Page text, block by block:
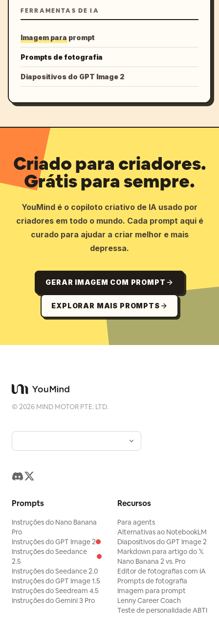
FERRAMENTAS DE IA
Imagem para prompt
Prompts de fotografia
Diapositivos do GPT Image 2
Criado para criadores.
Grátis para sempre.
YouMind é o copiloto criativo de IA usado por
criadores em todo o mundo. Cada prompt aqui é
curado para ajudar a criar melhor e mais
depressa.
GERAR IMAGEM COM PROMPT
EXPLORAR MAIS PROMPTS
©2026 MIND MOTOR PTE. LTD.
Prompts
Instruções do Nano Banana
Pro
Instruções do GPT Image 2
Instruções do Seedance
2.5
Instruções do Seedance 2.0
Instruções do GPT Image 1.5
Instruções do Seedream 4.5
Instruções do Gemini 3 Pro
Recursos
Para agents
Alternativas ao NotebookLM
Diapositivos do GPT Image 2
Markdown para artigo do 𝕏
Nano Banana 2 vs. Pro
Editor de fotografias com IA
Prompts de fotografia
Imagem para prompt
Lenny Career Coach
Teste de personalidade ABTI